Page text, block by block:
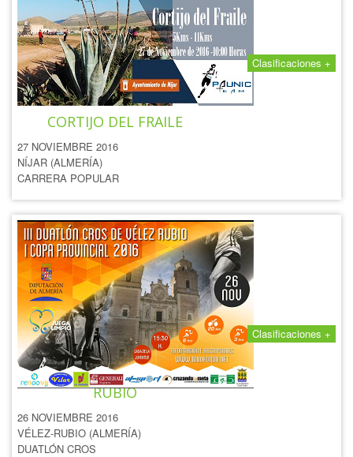
Clasificaciones +
IV CARRERA PAUNIC TEAM
CORTIJO DEL FRAILE
27 NOVIEMBRE 2016
NÍJAR (ALMERÍA)
CARRERA POPULAR
Clasificaciones +
III DUATLÓN CROS DE VÉLEZ
RUBIO
26 NOVIEMBRE 2016
VÉLEZ-RUBIO (ALMERÍA)
DUATLÓN CROS